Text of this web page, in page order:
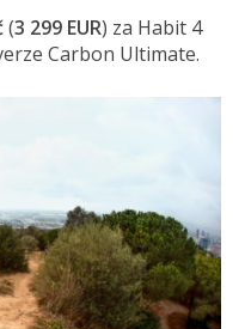
(3 299 EUR) za Habit 4
Carbon Ultimate.